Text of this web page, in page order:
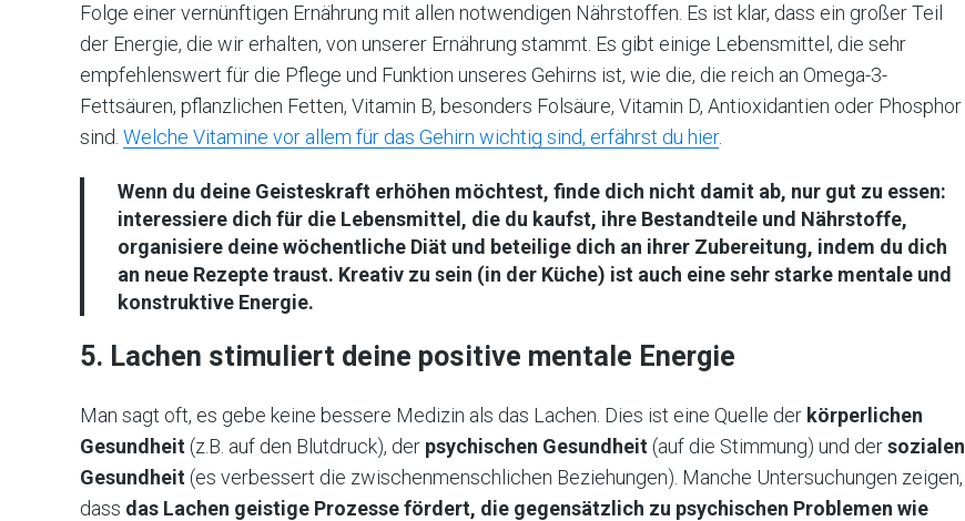
Folge einer vernünftigen Ernährung mit allen notwendigen Nährstoffen. Es ist klar, dass ein großer Teil
der Energie, die wir erhalten, von unserer Ernährung stammt. Es gibt einige Lebensmittel, die sehr
empfehlenswert für die Pflege und Funktion unseres Gehirns ist, wie die, die reich an Omega-3-
Fettsäuren, pflanzlichen Fetten, Vitamin B, besonders Folsäure, Vitamin D, Antioxidantien oder Phosphor
sind. Welche Vitamine vor allem für das Gehirn wichtig sind, erfährst du hier.
Wenn du deine Geisteskraft erhöhen möchtest, finde dich nicht damit ab, nur gut zu essen:
interessiere dich für die Lebensmittel, die du kaufst, ihre Bestandteile und Nährstoffe,
organisiere deine wöchentliche Diät und beteilige dich an ihrer Zubereitung, indem du dich
an neue Rezepte traust. Kreativ zu sein (in der Küche) ist auch eine sehr starke mentale und
konstruktive Energie.
5. Lachen stimuliert deine positive mentale Energie
Man sagt oft, es gebe keine bessere Medizin als das Lachen. Dies ist eine Quelle der körperlichen
Gesundheit (z.B. auf den Blutdruck), der psychischen Gesundheit (auf die Stimmung) und dersozialen
Gesundheit (es verbessert die zwischenmenschlichen Beziehungen). Manche Untersuchungen zeigen,
dass das Lachen geistige Prozesse fördert, die gegensätzlich zu psychischen Problemen wie